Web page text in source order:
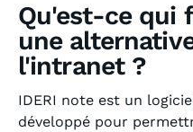
Qu'est-ce qui
une
l'intranet ?
IDERI note est un
développé pour